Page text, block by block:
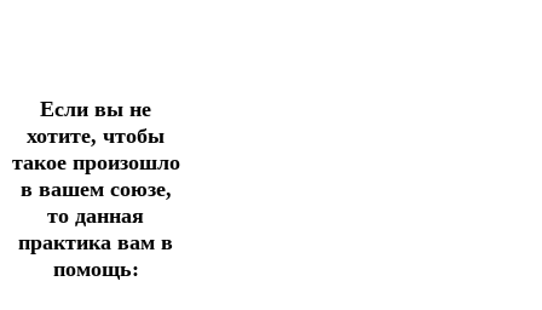
Если вы не
хотите, чтобы
такое произошло
в вашем союзе,
то данная
практика вам в
помощь: